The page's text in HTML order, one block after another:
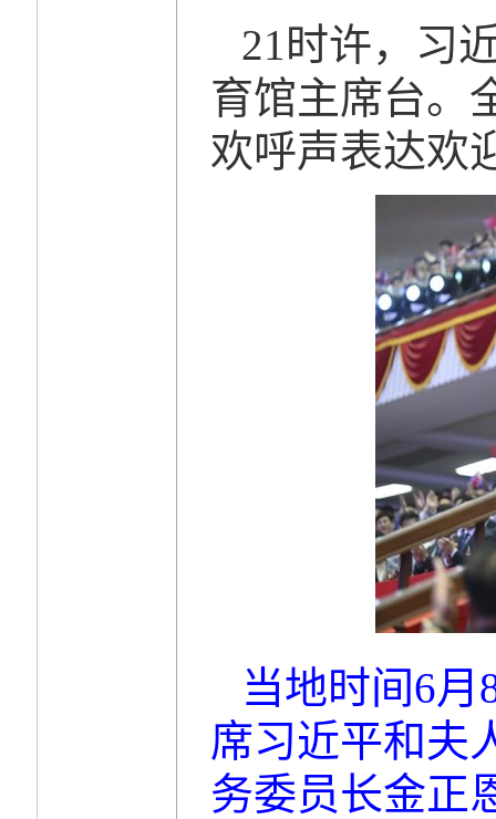
21时许，习
育馆主席台。
欢呼声表达欢
当地时间6
席习近平和夫
务委员长金正